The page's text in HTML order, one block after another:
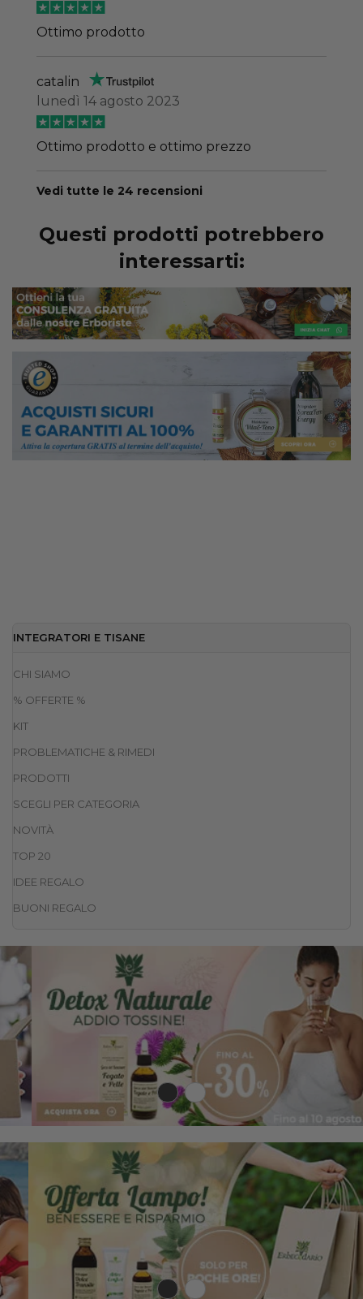
Ottimo prodotto
catalin
lunedì 14 agosto 2023
Ottimo prodotto e ottimo prezzo
Vedi tutte le 24 recensioni
Questi prodotti potrebbero
interessarti:
INTEGRATORI E TISANE
CHI SIAMO
% OFFERTE %
KIT
PROBLEMATICHE & RIMEDI
PRODOTTI
SCEGLI PER CATEGORIA
NOVITÀ
TOP 20
IDEE REGALO
BUONI REGALO